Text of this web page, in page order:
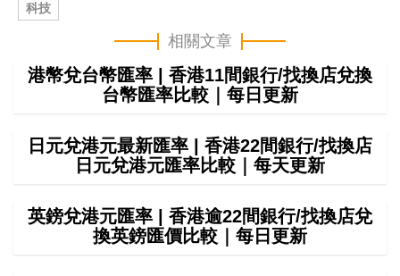
科技
相關文章
港幣兌台幣匯率 | 香港11間銀行/找換店兌換
台幣匯率比較｜每日更新
日元兌港元最新匯率 | 香港22間銀行/找換店
日元兌港元匯率比較｜每天更新
英鎊兌港元匯率 | 香港逾22間銀行/找換店兌
換英鎊匯價比較｜每日更新